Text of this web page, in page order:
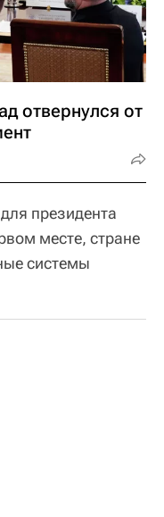
отвернулся от
президента
месте, стране
системы